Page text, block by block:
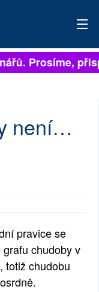
Prosíme,
není…
pravice se
chudoby v
totiž chudobu